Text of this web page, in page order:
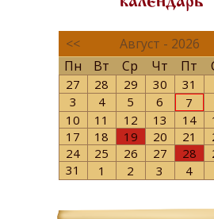
<< Август - 2026
Пн
Вт Ср Чт Пт
27 28 29 30 31
3
4 5 6 7
10
11 12 13 14
17
18 19 20 21
24
25 26 27 28
31
1 2 3 4